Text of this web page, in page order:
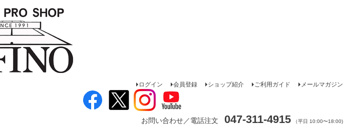
ログイン 会員登録 ショップ紹介 ご利用ガイド メールマガジン
お問い合わせ／電話注文 047-311-4915 （平日 10:00〜18:00)